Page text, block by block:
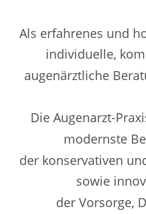
Als erfahrenes und
individuelle,
augenärztliche
Die Augenarzt-
modernste
der konservativen
sowie
der Vorsorge,